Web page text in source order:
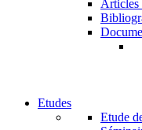
Articles
Etudes
Etude